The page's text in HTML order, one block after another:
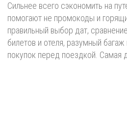
Сильнее всего сэкономить на
помогают не промокоды и
правильный выбор дат,
билетов и отеля, разумный
покупок перед поездкой. Самая